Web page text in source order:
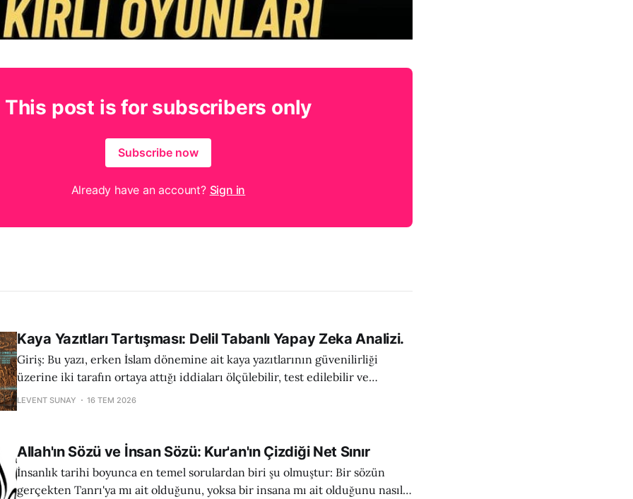
This post is for subscribers only
Subscribe now
Already have an account? Sign in
Kaya Yazıtları Tartışması: Delil Tabanlı Yapay Zeka Analizi.
Giriş: Bu yazı, erken İslam dönemine ait kaya yazıtlarının güvenilirliği
üzerine iki tarafın ortaya attığı iddiaları ölçülebilir, test edilebilir ve
akademik referanslarla doğrulanabilir kriterler üzerinden değerlendirmeyi
olduğunu görmektedir. Analiz, iki transcript
LEVENT SUNAY 16 TEM 2026
Allah'ın Sözü ve İnsan Sözü: Kur'an'ın Çizdiği Net Sınır
İnsanlık tarihi boyunca en temel sorulardan biri şu olmuştur: Bir sözün
gerçekten Tanrı'ya mı ait olduğunu, yoksa bir insana mı ait olduğunu nasıl